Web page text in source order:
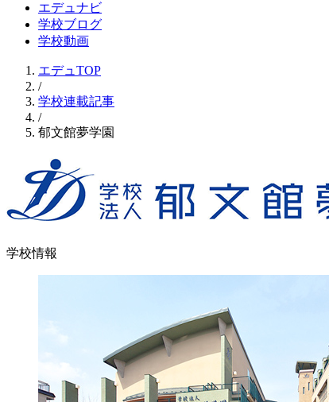
エデュナビ
学校ブログ
学校動画
エデュTOP
/
学校連載記事
/
郁文館夢学園
学校情報